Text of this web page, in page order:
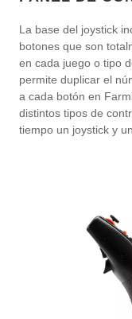
La base del joystick
botones que son
en cada juego o tipo
permite duplicar el
a cada botón en
distintos tipos de
tiempo un joystick y